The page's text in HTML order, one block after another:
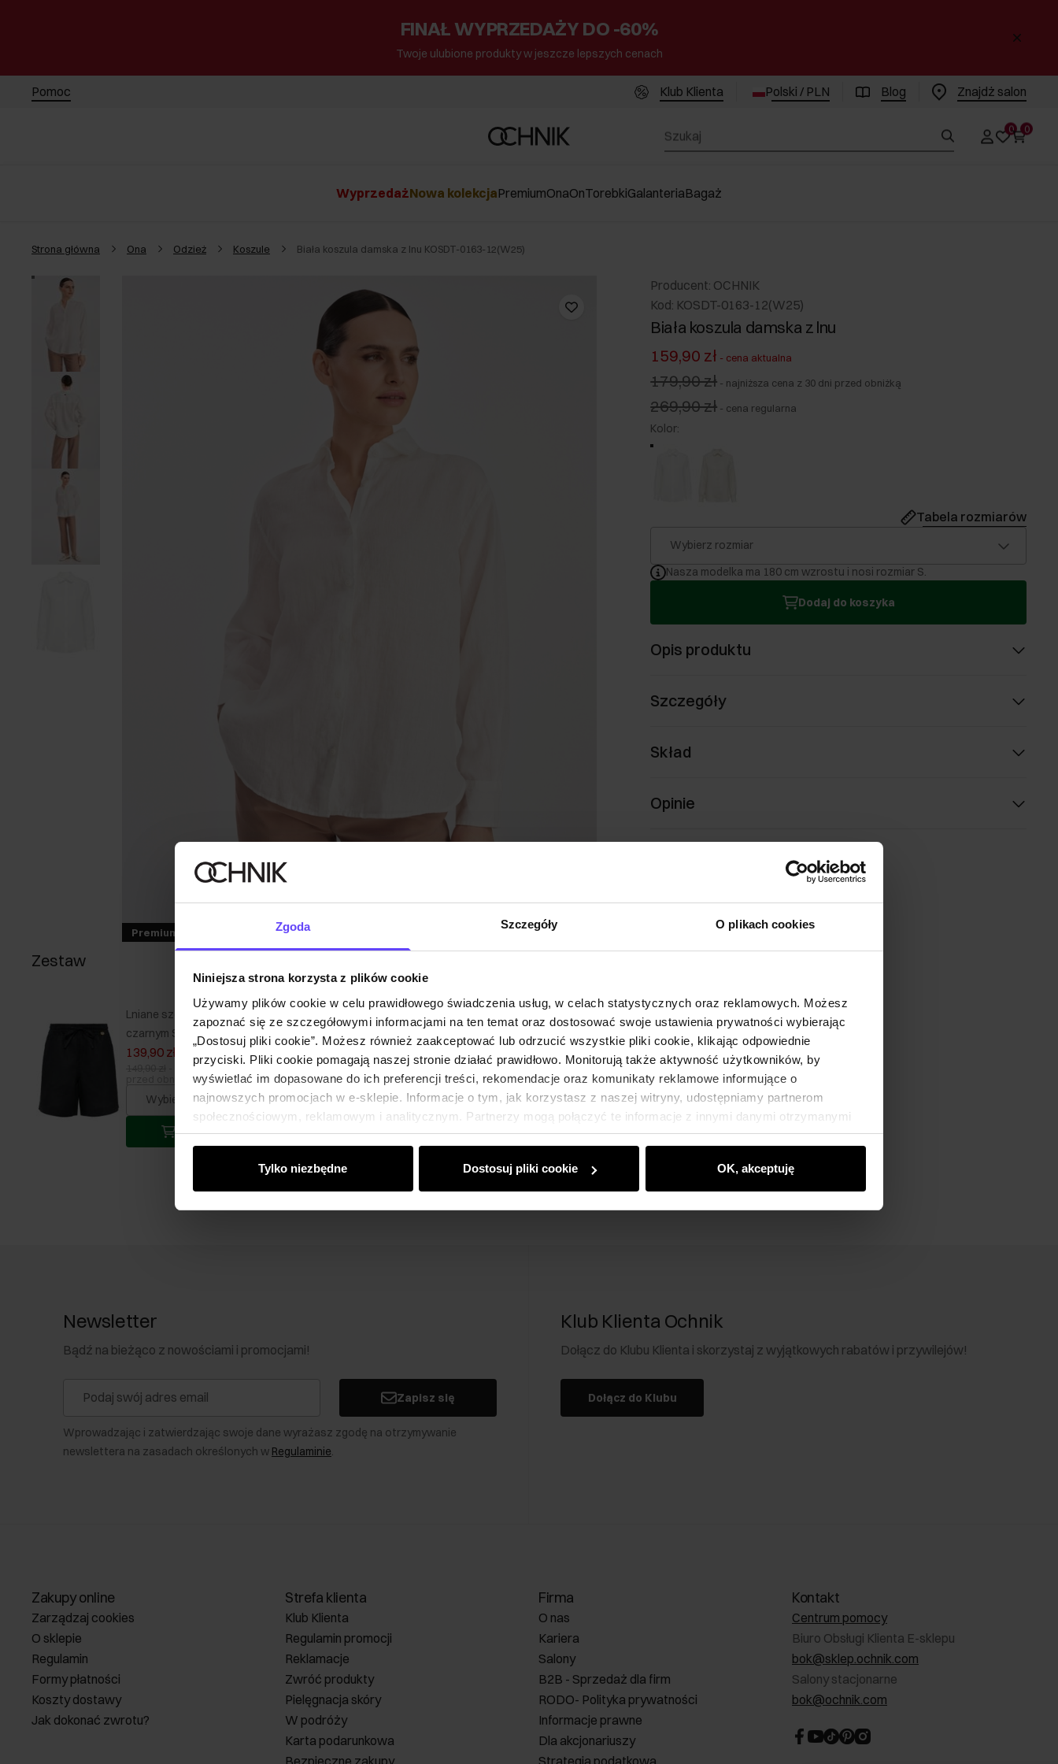
Zgoda Szczegóły O plikach cookies
Niniejsza strona korzysta z plików cookie
Używamy plików cookie w celu prawidłowego świadczenia usług, w celach statystycznych oraz reklamowych. Możesz
zapoznać się ze szczegółowymi informacjami na ten temat oraz dostosować swoje ustawienia prywatności wybierając
„Dostosuj pliki cookie”. Możesz również zaakceptować lub odrzucić wszystkie pliki cookie, klikając odpowiednie
przyciski. Pliki cookie pomagają naszej stronie działać prawidłowo. Monitorują także aktywność użytkowników, by
wyświetlać im dopasowane do ich preferencji treści, rekomendacje oraz komunikaty reklamowe informujące o
najnowszych promocjach w e-sklepie. Informacje o tym, jak korzystasz z naszej witryny, udostępniamy partnerom
społecznościowym, reklamowym i analitycznym. Partnerzy mogą połączyć te informacje z innymi danymi otrzymanymi
od Ciebie lub uzyskanymi podczas korzystania z ich usług.
Tylko niezbędne Dostosuj pliki cookie OK, akceptuję
FINAŁ WYPRZEDAŻY DO -60%
Twoje ulubione produkty w jeszcze lepszych cenach
Pomoc Klub Klienta Polski / PLN Blog Znajdż salon
0 0
WyprzedażNowa kolekcjaPremiumOnaOnTorebkiGalanteriaBagaż
Strona główna Ona Odzież Koszule Biała koszula damska z lnu KOSDT-0163-12(W25)
Premium
Zestaw
Lniane szorty damskie w kolorze
czarnym SZODT-0013-99(W25)
139,90 zł
najniższa cena z 30 dni
przed obniżką
Wybierz rozmiar
Dodaj do koszyka
Producent: OCHNIK
Kod: KOSDT-0163-12(W25)
Biała koszula damska z lnu
159,90 zł - cena aktualna
179,90 zł - najniższa cena z 30 dni przed obniżką
269,90 zł - cena regularna
Kolor:
Tabela rozmiarów
Wybierz rozmiar
Nasza modelka ma 180 cm wzrostu i nosi rozmiar S.
Dodaj do koszyka
Opis produktu
Szczegóły
Skład
Opinie
Newsletter
Bądź na bieżąco z nowościami i promocjami!
Zapisz się
Wprowadzając i zatwierdzając swoje dane wyrażasz zgodę na otrzymywanie
newslettera na zasadach określonych w Regulaminie.
Klub Klienta Ochnik
Dołącz do Klubu Klienta i skorzystaj z wyjątkowych rabatów i przywilejów!
Dołącz do Klubu
Zakupy online
Zarządzaj cookies
O sklepie
Regulamin
Formy płatności
Koszty dostawy
Jak dokonać zwrotu?
Strefa klienta
Klub Klienta
Regulamin promocji
Reklamacje
Zwróć produkty
Pielęgnacja skóry
W podróży
Karta podarunkowa
Bezpieczne zakupy
Firma
O nas
Kariera
Salony
B2B - Sprzedaż dla firm
RODO- Polityka prywatności
Informacje prawne
Dla akcjonariuszy
Strategia podatkowa
Kontakt
Centrum pomocy
Biuro Obsługi Klienta E-sklepu
bok@sklep.ochnik.com
Salony stacjonarne
bok@ochnik.com